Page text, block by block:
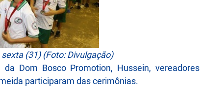
(31) (Foto: Divulgação)
Dom Bosco Promotion, Hussein, vereadores
participaram das cerimônias.